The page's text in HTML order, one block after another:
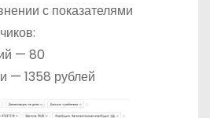
с показателями
— 80
— 1358 рублей